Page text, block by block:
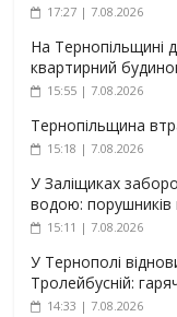
17:27 | 7.08.2026
На Тернопільщині
квартирний
15:55 | 7.08.2026
Тернопільщина
15:18 | 7.08.2026
У Заліщиках
водою: порушників
15:11 | 7.08.2026
У Тернополі
Тролейбусній:
14:33 | 7.08.2026